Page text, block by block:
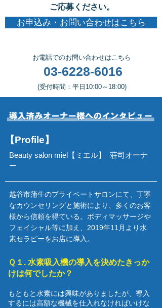
ご応募ください。
お申込み・お問い合わせはこちら
​お電話でのお問い合わせはこちら
03-6228-6016
​(受付時間：平日10:00～18:00)
【Profile】
Beauty salon miel【ミエル】 荘司オーナ
ー
越谷市蒲生のプライベートサロンにて、丁寧
なカウンセリングと施術により
、多くのお客
様から信頼を得ている。ボディマッサージや
フェイシャル等に加え、 2019年11月より水
素セラピーをお店に導入。
Ｑ１. 水素吸入機の導入を決めたきっか
けは何でしたか？
​もともと水素には興味がありましたが、導入
するには高額な機械を仕入れなければいけな